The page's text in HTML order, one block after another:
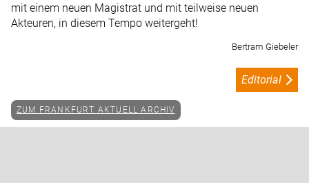
mit einem neuen Magistrat und mit teilweise neuen
Akteuren, in diesem Tempo weitergeht!
Bertram Giebeler
Editorial
ZUM FRANKFURT AKTUELL ARCHIV